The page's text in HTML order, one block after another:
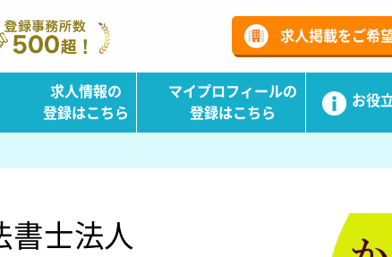
チ 求人掲載をご希
求人情報の
登録はこちら
マイプロフィールの
登録はこちら
お役
書士法人